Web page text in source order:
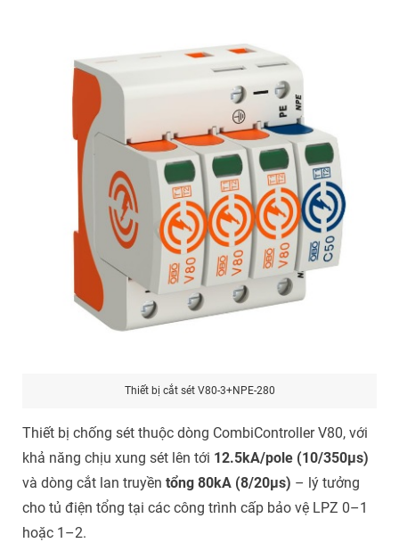
Thiết bị cắt sét V80-3+NPE-280
Thiết bị chống sét thuộc dòng CombiController V80, với
khả năng chịu xung sét lên tới 12.5kA/pole (10/350μs)
và dòng cắt lan truyền tổng 80kA (8/20μs) – lý tưởng
cho tủ điện tổng tại các công trình cấp bảo vệ LPZ 0–1
hoặc 1–2.